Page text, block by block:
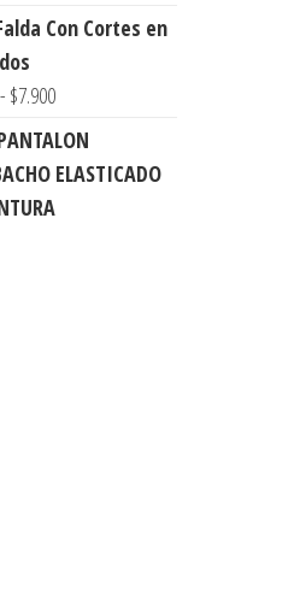
hasta
de
desde
hasta
$7.900
Con Cortes en
- $7.900Rango
de
precios:
ELASTICADO